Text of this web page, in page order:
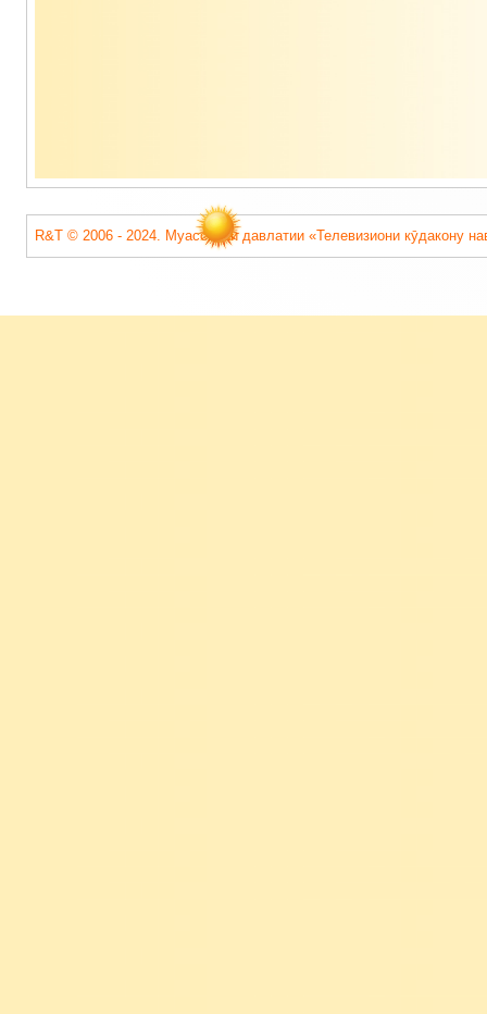
R&T © 2006 - 2024. Муассисаи давлатии «Телевизиони кӯдакону